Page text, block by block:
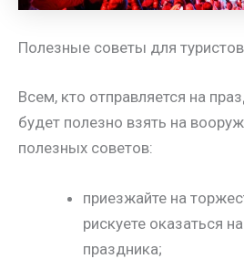
Полезные советы для туристов
Всем, кто отправляется на
будет полезно взять на
полезных советов:
приезжайте на
рискуете оказаться
праздника;